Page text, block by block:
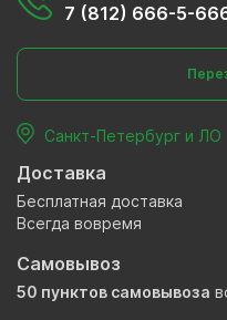
7 (812) 666-5-
Санкт-Петербург и ЛО
Доставка
Бесплатная доставка
Всегда вовремя
Самовывоз
50 пунктов самовывоза